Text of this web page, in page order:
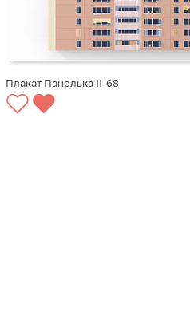
СООБЩИТЬ О ПОСТУПЛЕНИИ
Плакат Панелька II-68